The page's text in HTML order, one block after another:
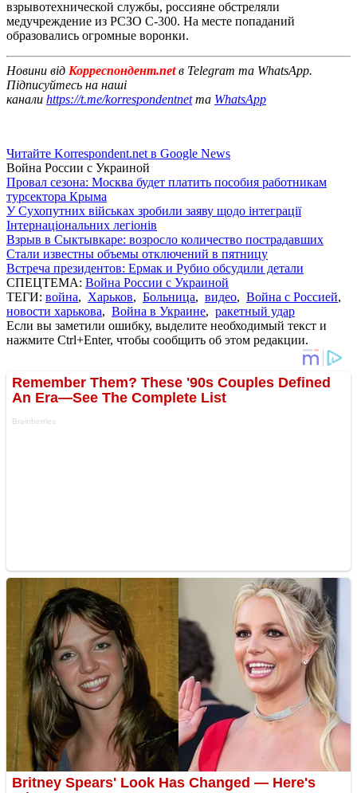
взрывотехнической службы, россияне обстреляли
медучреждение из РСЗО С-300. На месте попаданий
образовались огромные воронки.
Новини від Корреспондент.netв Telegram та WhatsApp.
Підписуйтесь на наші
канали https://t.me/korrespondentnetта WhatsApp
Читайте Korrespondent.net в Google News
Война России с Украиной
Провал сезона: Москва будет платить пособия работникам
турсектора Крыма
У Сухопутних військах зробили заяву щодо інтеграції
Інтернаціональних легіонів
Взрыв в Сыктывкаре: возросло количество пострадавших
Стали известны объемы отключений в пятницу
Встреча президентов: Ермак и Рубио обсудили детали
СПЕЦТЕМА: Война России с Украиной
ТЕГИ: война, Харьков, Больница, видео, Война с Россией,
новости харькова, Война в Украине, ракетный удар
Если вы заметили ошибку, выделите необходимый текст и
нажмите Ctrl+Enter, чтобы сообщить об этом редакции.